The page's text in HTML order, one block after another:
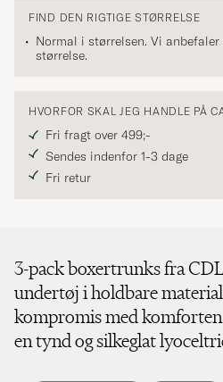
FIND DEN RIGTIGE STØRRELSE
Normal i størrelsen. Vi
størrelse.
HVORFOR SKAL JEG HANDLE PÅ
Fri fragt over 499;-
Sendes indenfor 1-3 dage
Fri retur
3-pack boxertrunks fra
undertøj i holdbare
kompromis med
en tynd og silkeglat